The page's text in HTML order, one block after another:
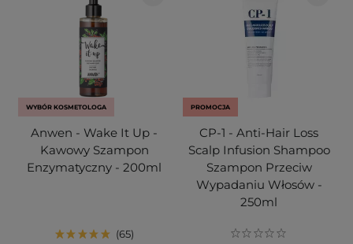
WYBÓR KOSMETOLOGA
Anwen - Wake It Up -
Kawowy Szampon
Enzymatyczny - 200ml
65
PROMOCJA
CP-1 - Anti-Hair Loss
Scalp Infusion Shampoo
Szampon Przeciw
Wypadaniu Włosów -
250ml